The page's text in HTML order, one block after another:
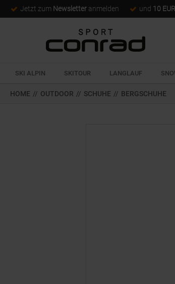
Jetzt zum Newsletter anmelden und 10 EUR
SKI ALPIN SKITOUR LANGLAUF
HOME // OUTDOOR // SCHUHE // BERGSCHUHE